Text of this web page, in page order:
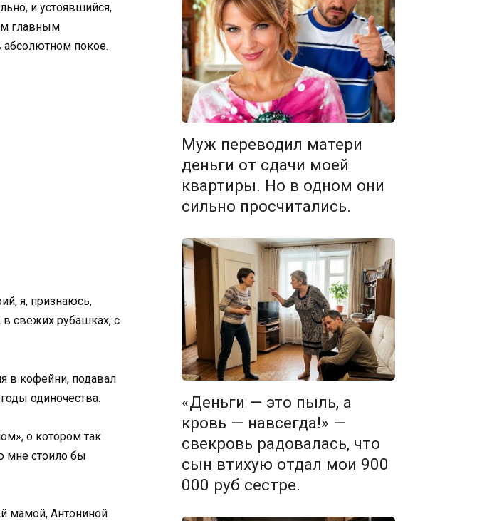
и устоявшийся,
главным
абсолютном покое.
я, признаюсь,
в свежих рубашках, с
в кофейни, подавал
одиночества.
о котором так
мне стоило бы
мамой, Антониной
Муж переводил матери
деньги от сдачи моей
квартиры. Но в одном они
сильно просчитались.
«Деньги — это пыль, а
кровь — навсегда!» —
свекровь радовалась, что
сын втихую отдал мои 900
000 руб сестре.